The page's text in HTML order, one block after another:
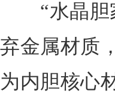
“水晶胆家
弃金属材质
为内胆核心